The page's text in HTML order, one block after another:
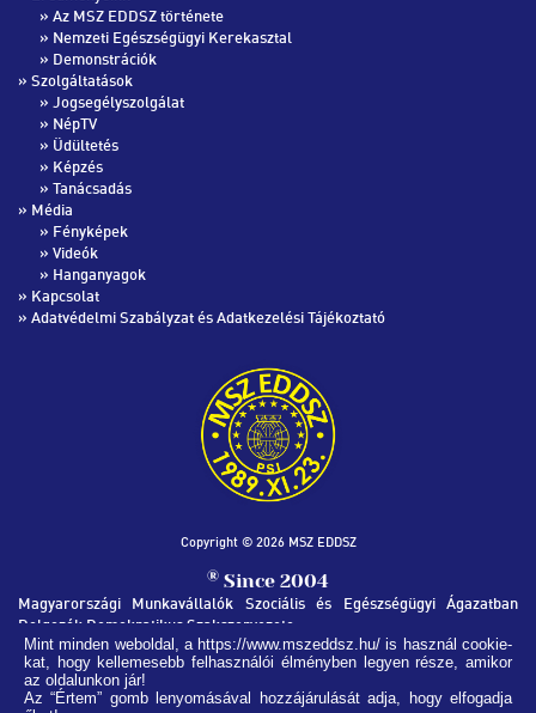
» Az MSZ EDDSZ története
» Nemzeti Egészségügyi Kerekasztal
» Demonstrációk
» Szolgáltatások
» Jogsegélyszolgálat
» NépTV
» Üdültetés
» Képzés
» Tanácsadás
» Média
» Fényképek
» Videók
» Hanganyagok
» Kapcsolat
» Adatvédelmi Szabályzat és Adatkezelési Tájékoztató
Copyright © 2026 MSZ EDDSZ
® Since 2004
Magyarországi Munkavállalók Szociális és Egészségügyi Ágazatban
Dolgozók Demokratikus Szakszervezete
MSZ EDDSZ SZÉKHÁZ
1051, Budapest Nádor utca 32.
Mint minden weboldal, a https://www.mszeddsz.hu/ is használ cookie-
kat, hogy kellemesebb felhasználói élményben legyen része, amikor
az oldalunkon jár!
Az “Értem” gomb lenyomásával hozzájárulását adja, hogy elfogadja